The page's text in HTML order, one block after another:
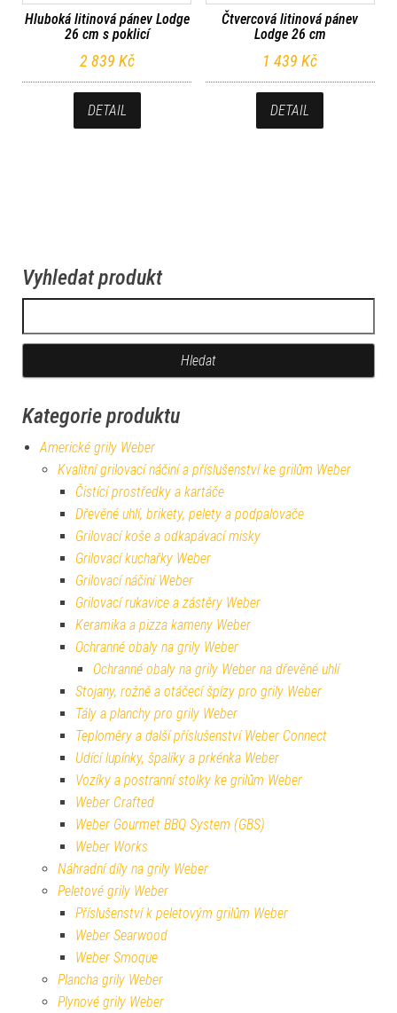
Hluboká litinová pánev Lodge
26 cm s poklicí
2 839 Kč
DETAIL
Čtvercová litinová pánev
Lodge 26 cm
1 439Kč
DETAIL
Vyhledat produkt
Kategorie produktu
Americké grily Weber
Kvalitní grilovací náčiní a příslušenství ke grilům Weber
Čistící prostředky a kartáče
Dřevěné uhlí, brikety, pelety a podpalovače
Grilovací koše a odkapávací misky
Grilovací kuchařky Weber
Grilovací náčiní Weber
Grilovací rukavice a zástěry Weber
Keramika a pizza kameny Weber
Ochranné obaly na grily Weber
Ochranné obaly na grily Weber na dřevěné uhlí
Stojany, rožně a otáčecí špízy pro grily Weber
Tály a planchy pro grily Weber
Teploměry a další příslušenství Weber Connect
Udící lupínky, špalíky a prkénka Weber
Vozíky a postranní stolky ke grilům Weber
Weber Crafted
Weber Gourmet BBQ System (GBS)
Weber Works
Náhradní díly na grily Weber
Peletové grily Weber
Příslušenství k peletovým grilům Weber
Weber Searwood
Weber Smoque
Plancha grily Weber
Plynové grily Weber